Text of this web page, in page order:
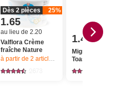
Dès 2 pièces 25%
1.65
au lieu de 2.20
Valflora Crème
fraîche Nature
à partir de 2 articles, Offre valable du
1.40
Migros IP-